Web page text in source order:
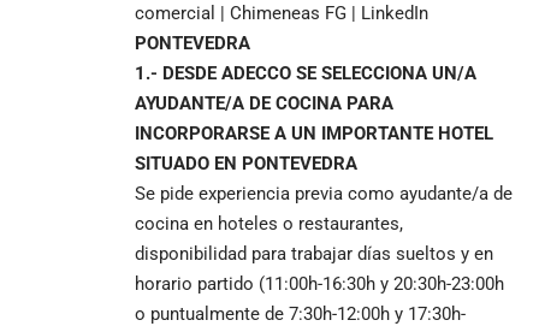
comercial | Chimeneas FG | LinkedIn
PONTEVEDRA
1.- DESDE ADECCO SE SELECCIONA UN/A
AYUDANTE/A DE COCINA PARA
INCORPORARSE A UN IMPORTANTE HOTEL
SITUADO EN PONTEVEDRA
Se pide experiencia previa como ayudante/a de
cocina en hoteles o restaurantes,
disponibilidad para trabajar días sueltos y en
horario partido (11:00h-16:30h y 20:30h-23:00h
o puntualmente de 7:30h-12:00h y 17:30h-